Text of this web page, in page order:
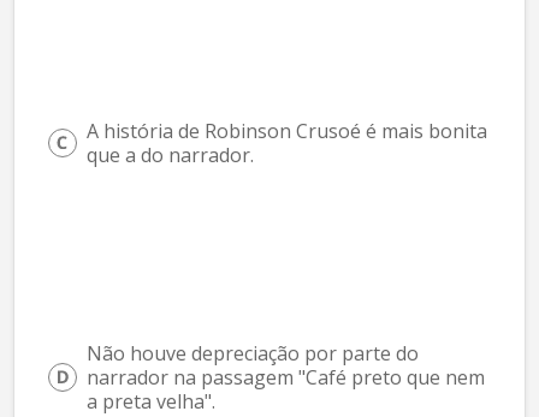
A história de Robinson Crusoé é mais bonita
que a do narrador.
Não houve depreciação por parte do
narrador na passagem "Café preto que nem
a preta velha".